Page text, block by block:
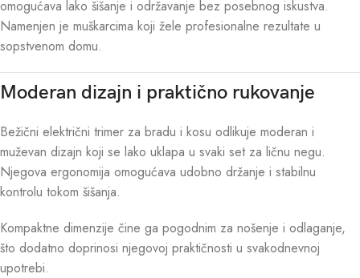
omogućava lako šišanje i održavanje bez posebnog iskustva.
Namenjen je muškarcima koji žele profesionalne rezultate u
sopstvenom domu.
Moderan dizajn i praktično rukovanje
Bežični električni trimer za bradu i kosu odlikuje moderan i
muževan dizajn koji se lako uklapa u svaki set za ličnu negu.
Njegova ergonomija omogućava udobno držanje i stabilnu
kontrolu tokom šišanja.
Kompaktne dimenzije čine ga pogodnim za nošenje i odlaganje,
što dodatno doprinosi njegovoj praktičnosti u svakodnevnoj
upotrebi.